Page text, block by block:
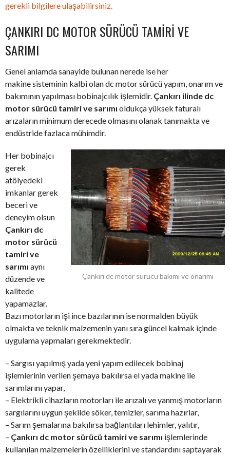
gerekli bilgilere ulaşabilirsiniz.
ÇANKIRI DC MOTOR SÜRÜCÜ TAMIRI VE
SARIMI
Genel anlamda sanayide bulunan nerede ise her
makine sisteminin kalbi olan dc motor sürücü yapım, onarım ve
bakımının yapılması bobinajcılık işlemidir. Çankırı ilinde dc
motor sürücü tamiri ve sarımı oldukça yüksek faturalı
arızaların minimum derecede olmasını olanak tanımakta ve
endüstride fazlaca mühimdir.
Çankırı dc motor sürücü bakımı ve onarımı
Her bobinajcı
gerek
atölyedeki
imkanlar gerek
beceri ve
deneyim olsun
Çankırı dc
motor sürücü
tamiri ve
sarımı aynı
düzende ve
kalitede
yapamazlar.
Bazı motorların işi ince bazılarının ise normalden büyük
olmakta ve teknik malzemenin yanı sıra güncel kalmak içinde
uygulama yapmaları gerekmektedir.
– Sargısı yapılmış yada yeni yapım edilecek bobinaj
işlemlerinin verilen şemaya bakılırsa el yada makine ile
sarımlarını yapar,
– Elektrikli cihazların motorları ile arızalı ve yanmış motorların
sargılarını uygun şekilde söker, temizler, sarıma hazırlar,
– Sarım şemalarına bakılırsa bağlantıları lehimler, yalıtır,
– Çankırı dc motor sürücü tamiri ve sarımı işlemlerinde
kullanılan malzemelerin özelliklerini ve standardını saptayarak